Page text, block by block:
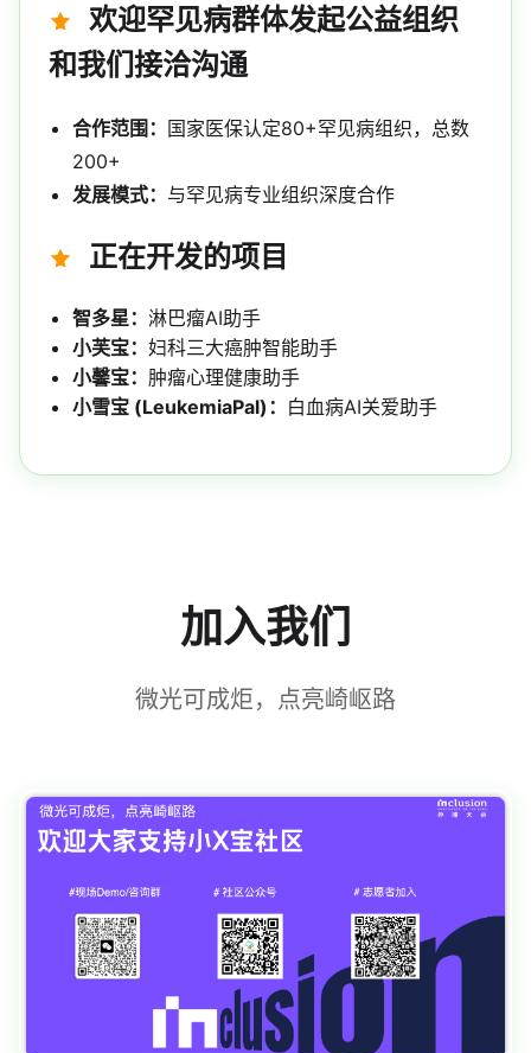
欢迎罕见病群体发起公益组织
和我们接洽沟通
合作范围： 国家医保认定80+罕见病组织，总数
200+
发展模式： 与罕见病专业组织深度合作
正在开发的项目
智多星： 淋巴瘤AI助手
小芙宝： 妇科三大癌肿智能助手
小馨宝： 肿瘤心理健康助手
小雪宝 (LeukemiaPal)： 白血病AI关爱助手
加入我们
微光可成炬，点亮崎岖路